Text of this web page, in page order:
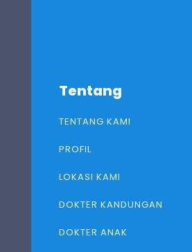
Tentang
TENTANG KAMI
PROFIL
LOKASI KAMI
DOKTER KANDUNGAN
DOKTER ANAK